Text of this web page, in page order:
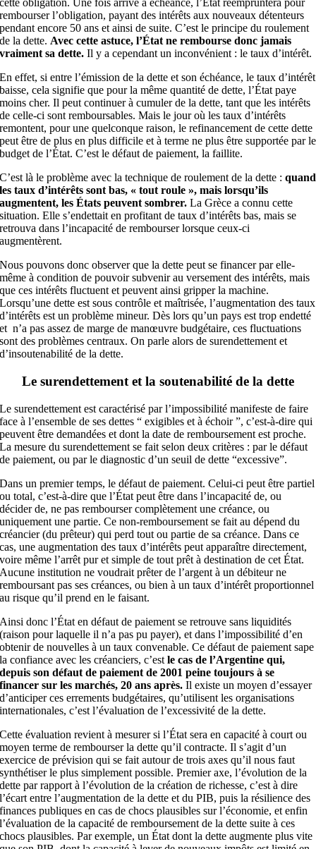
cette obligation. Une fois arrivé à échéance, l’État réempruntera pour
rembourser l’obligation, payant des intérêts aux nouveaux détenteurs
pendant encore 50 ans et ainsi de suite. C’est le principe du roulement
de la dette. Avec cette astuce, l’État ne rembourse donc jamais
vraiment sa dette. Il y a cependant un inconvénient : le taux d’intérêt.
En effet, si entre l’émission de la dette et son échéance, le taux d’intérêt
baisse, cela signifie que pour la même quantité de dette, l’État paye
moins cher. Il peut continuer à cumuler de la dette, tant que les intérêts
de celle-ci sont remboursables. Mais le jour où les taux d’intérêts
remontent, pour une quelconque raison, le refinancement de cette dette
peut être de plus en plus difficile et à terme ne plus être supportée par le
budget de l’État. C’est le défaut de paiement, la faillite.
C’est là le problème avec la technique de roulement de la dette :quand
les taux d’intérêts sont bas, « tout roule », mais lorsqu’ils
augmentent, les États peuvent sombrer. La Grèce a connu cette
situation. Elle s’endettait en profitant de taux d’intérêts bas, mais se
retrouva dans l’incapacité de rembourser lorsque ceux-ci
augmentèrent.
Nous pouvons donc observer que la dette peut se financer par elle-
même à condition de pouvoir subvenir au versement des intérêts, mais
que ces intérêts fluctuent et peuvent ainsi gripper la machine.
Lorsqu’une dette est sous contrôle et maîtrisée, l’augmentation des taux
d’intérêts est un problème mineur. Dès lors qu’un pays est trop endetté
et n’a pas assez de marge de manœuvre budgétaire, ces fluctuations
sont des problèmes centraux. On parle alors de surendettement et
d’insoutenabilité de la dette.
Le surendettement et la soutenabilité de la dette
Le surendettement est caractérisé par l’impossibilité manifeste de faire
face à l’ensemble de ses dettes “ exigibles et à échoir ”, c’est-à-dire qui
peuvent être demandées et dont la date de remboursement est proche.
La mesure du surendettement se fait selon deux critères : par le défaut
de paiement, ou par le diagnostic d’un seuil de dette “excessive”.
Dans un premier temps, le défaut de paiement. Celui-ci peut être partiel
ou total, c’est-à-dire que l’État peut être dans l’incapacité de, ou
décider de, ne pas rembourser complètement une créance, ou
uniquement une partie. Ce non-remboursement se fait au dépend du
créancier (du prêteur) qui perd tout ou partie de sa créance. Dans ce
cas, une augmentation des taux d’intérêts peut apparaître directement,
voire même l’arrêt pur et simple de tout prêt à destination de cet État.
Aucune institution ne voudrait prêter de l’argent à un débiteur ne
remboursant pas ses créances, ou bien à un taux d’intérêt proportionnel
au risque qu’il prend en le faisant.
Ainsi donc l’État en défaut de paiement se retrouve sans liquidités
(raison pour laquelle il n’a pas pu payer), et dans l’impossibilité d’en
obtenir de nouvelles à un taux convenable. Ce défaut de paiement sape
la confiance avec les créanciers, c’estle cas de l’Argentine qui,
depuis son défaut de paiement de 2001 peine toujours à se
financer sur les marchés, 20 ans après. Il existe un moyen d’essayer
d’anticiper ces errements budgétaires, qu’utilisent les organisations
internationales, c’est l’évaluation de l’excessivité de la dette.
Cette évaluation revient à mesurer si l’État sera en capacité à court ou
moyen terme de rembourser la dette qu’il contracte. Il s’agit d’un
exercice de prévision qui se fait autour de trois axes qu’il nous faut
synthétiser le plus simplement possible. Premier axe, l’évolution de la
dette par rapport à l’évolution de la création de richesse, c’est à dire
l’écart entre l’augmentation de la dette et du PIB, puis la résilience des
finances publiques en cas de chocs plausibles sur l’économie, et enfin
l’évaluation de la capacité de remboursement de la dette suite à ces
chocs plausibles. Par exemple, un État dont la dette augmente plus vite